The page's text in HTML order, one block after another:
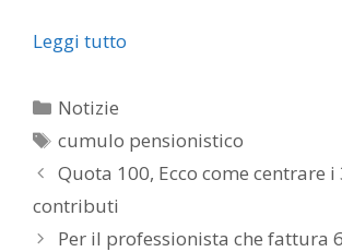
Leggi tutto
Categorie
Notizie
Tag
cumulo pensionistico
Quota 100, Ecco come centrare
contributi
Per il professionista che fattura